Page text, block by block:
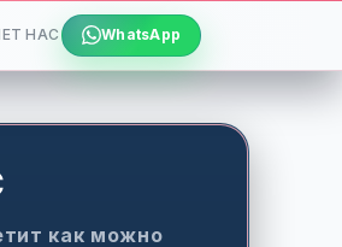
НАС WhatsApp
как можно